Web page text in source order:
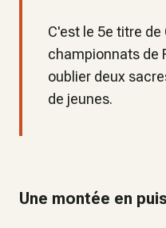
C'est le 5e titre de
championnats de
oublier deux
de jeunes.
Une montée en